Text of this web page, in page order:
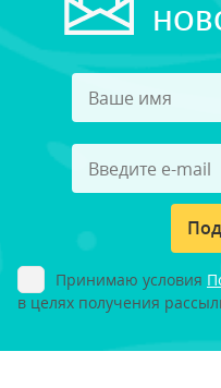
Принимаю условия
в целях получения